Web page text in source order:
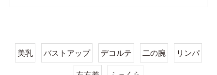
美乳 バストアップ デコルテ 二の腕 リンパ